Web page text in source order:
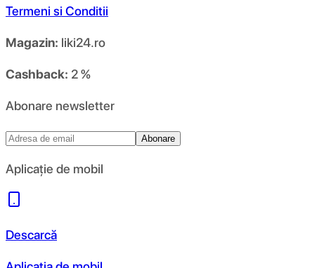
Termeni si Conditii
Magazin: liki24.ro
Cashback: 2 %
Abonare newsletter
Abonare
Aplicație de mobil
Descarcă